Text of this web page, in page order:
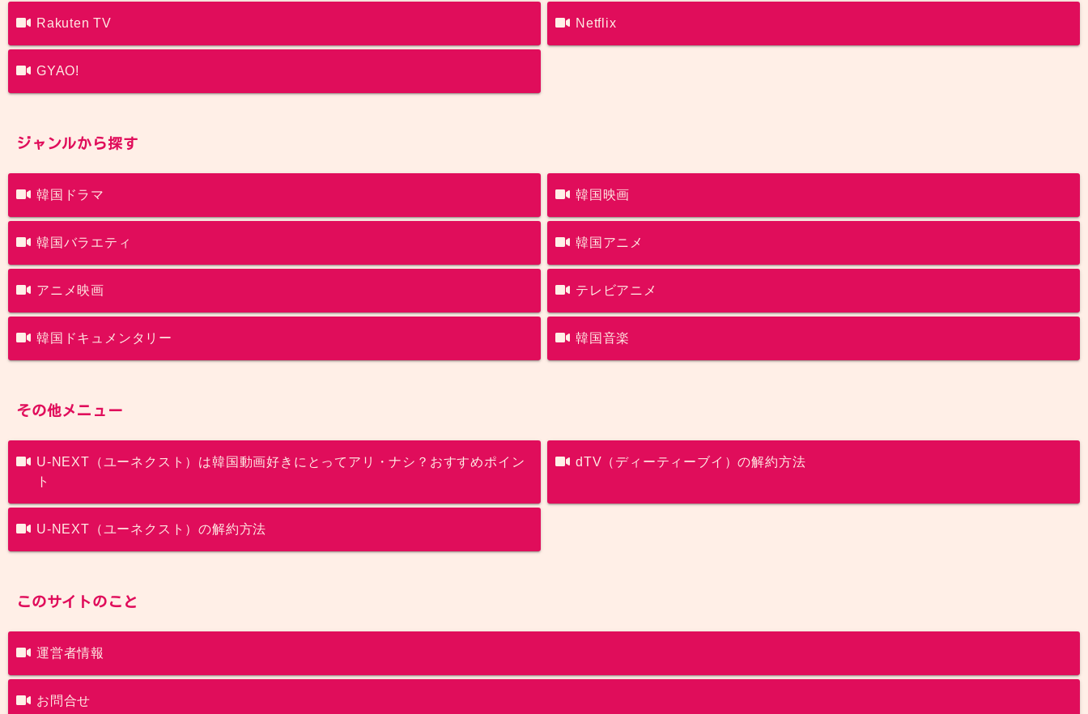
Rakuten TV Netflix
GYAO!
ジャンルから探す
韓国ドラマ 韓国映画
韓国バラエティ 韓国アニメ
アニメ映画 テレビアニメ
韓国ドキュメンタリー 韓国音楽
その他メニュー
U-NEXT（ユーネクスト）は韓国動画好きにとってアリ・ナシ？おすすめポイン
ト
dTV（ディーティーブイ）の解約方法
U-NEXT（ユーネクスト）の解約方法
このサイトのこと
運営者情報
お問合せ